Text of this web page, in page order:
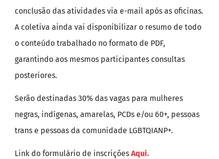
conclusão das atividades via e-mail após as oficinas.
A coletiva ainda vai disponibilizar o resumo de todo
o conteúdo trabalhado no formato de PDF,
garantindo aos mesmos participantes consultas
posteriores.
Serão destinadas 30% das vagas para mulheres
negras, indígenas, amarelas, PCDs e/ou 60+, pessoas
trans e pessoas da comunidade LGBTQIANP+.
Link do formulário de inscrições Aqui.